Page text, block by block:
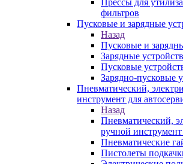
Прессы для
фильтров
Пусковые и зарядные
Назад
Пусковые и
Зарядные
Пусковые
Зарядно-пусковые
Пневматический,
инструмент для
Назад
Пневматический,
ручной инструмент
Пневматические
Пистолеты